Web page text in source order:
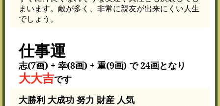
まいます。敵が多く、非常に親友が出来にくい人生
でしょう。
仕事運
志(7画) + 幸(8画) + 重(9画) で 24画となり
大大吉です
大勝利 大成功 努力 財産 人気